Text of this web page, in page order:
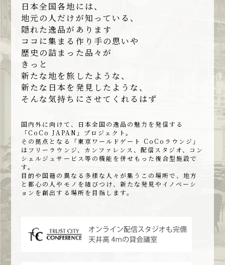
日本全国各地には、
地元の人だけが知っている、
隠れた逸品があります
ココに集まる作り手の思いや
歴史の詰まった品々が
きっと
新たな地を旅したような、
新たな日本を発見したような、
そんな気持ちにさせてくれるはず
国内外に向けて、日本全国の逸品の魅力を発信する
「CoCo JAPAN」プロジェクト。
その拠点となる「東京ワールドゲート CoCoラウンジ」
はフリーラウンジ、カンファレンス、配信スタジオ、コン
シェルジュサービス等の機能を併せもった複合型施設で
す。
目的や国籍の異なる多様な人々が集うこの場所で、地方
と都心の人やモノを結びつけ、新たな発見やイノベーシ
ョンを創出する場所を目指します。